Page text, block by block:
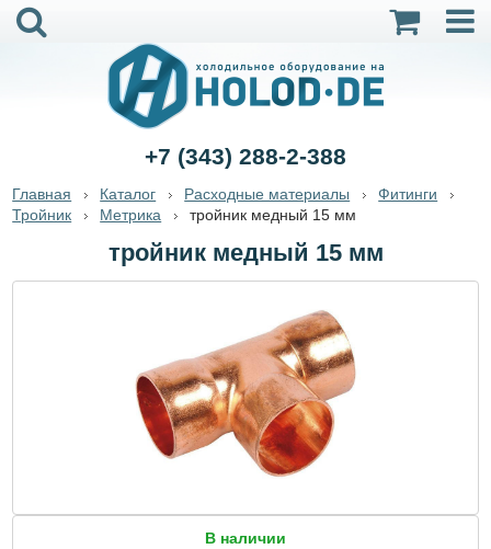
+7 (343) 288-2-388
Главная Каталог Расходные материалы
Фитинги
Тройник
Метрика тройник медный 15 мм
тройник медный 15 мм
В наличии